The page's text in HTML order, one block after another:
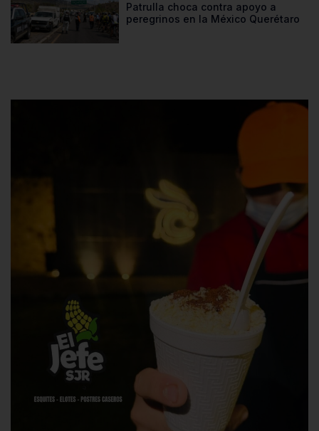
Patrulla choca contra apoyo a
peregrinos en la México Querétaro